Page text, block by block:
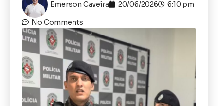
Emerson Caveira 20/06/2026 6:10 pm
No Comments